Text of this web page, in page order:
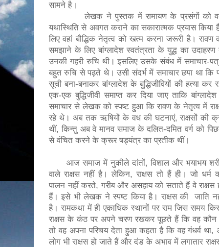
सामने है।
लेखक ने पुस्तक में रामायण के प्रसंगों को
यथास्थिति से अवगत कराने का सकारात्मक प्रयास
लिए वहां बौद्धिक नेतृत्व को खत्म करना जरूरी है।
समझाने के लिए बांग्लादेश स्वतंत्रता के युद्ध का
उनकी गहरी रुचि थी। इसलिए उसके संबंध में समाचार-
बहुत रुचि से पढ़ते थे। उसी संदर्भ में समाचार छपा था कि
सूची बना-बनाकर बांग्लादेश के बुद्धिजीवियों की हत्या
एक-एक बुद्धिजीवी समाप्त कर दिया जाए ताकि
समाचार से लेखक को स्पष्ट हुआ कि रावण के नेतृत्व में
रहे थे। अब तक ऋषियों के वध की घटनाएं, राक्षसों की
थीं, किन्तु अब वे मानव समाज के दलित-दमित वर्ग को
से वंचित करने के क्रूर षड्यंत्र का प्रतीक थीं।
आज समाज में नुकीले दांतों, विशाल और भयाभय
वाले राक्षस नहीं है। लेकिन, राक्षस तो हैं ही। जो धर्म
पालन नहीं करते, गरीब और असहाय को सताते हैं वे राक्षस
हैं। इसे भी लेखक ने स्पष्ट किया है। राक्षस की जाति
है। रामकथा में ही एकाधिक स्थानों पर राम जिस समय
राक्षस के कंठ पर अपने चरण रखकर पूछते हैं कि वह कौन
तो वह अपना परिचय देता हुआ कहता है कि वह गंधर्व था,
लोग भी राक्षस हो जाते हैं और दंड के अभाव में लगातार